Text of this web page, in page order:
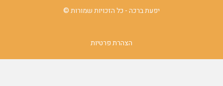
יפעת ברכה - כל הזכויות שמורות ©
הצהרת פרטיות